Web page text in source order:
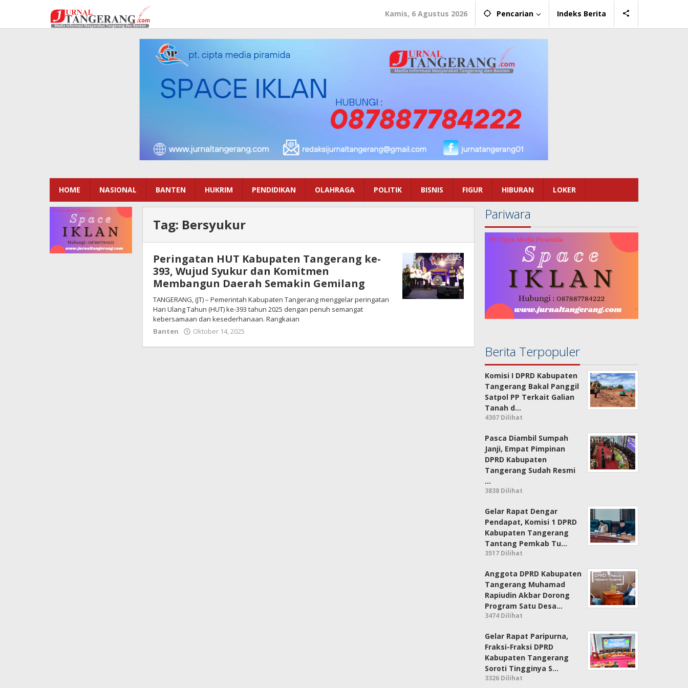
konten
Kamis, 6 Agustus 2026 Pencarian Indeks Berita
HOME NASIONAL BANTEN HUKRIM PENDIDIKAN OLAHRAGA POLITIK BISNIS FIGUR HIBURAN LOKER
Tag: Bersyukur
Peringatan HUT Kabupaten Tangerang ke-
393, Wujud Syukur dan Komitmen
Membangun Daerah Semakin Gemilang
TANGERANG, (JT) – Pemerintah Kabupaten Tangerang menggelar peringatan
Hari Ulang Tahun (HUT) ke-393 tahun 2025 dengan penuh semangat
kebersamaan dan kesederhanaan. Rangkaian
Banten
Oktober 14, 2025
Pariwara
Berita Terpopuler
Komisi I DPRD Kabupaten
Tangerang Bakal Panggil
Satpol PP Terkait Galian
Tanah d…
4307 Dilihat
Pasca Diambil Sumpah
Janji, Empat Pimpinan
DPRD Kabupaten
Tangerang Sudah Resmi
…
3838 Dilihat
Gelar Rapat Dengar
Pendapat, Komisi 1 DPRD
Kabupaten Tangerang
Tantang Pemkab Tu…
3517 Dilihat
Anggota DPRD Kabupaten
Tangerang Muhamad
Rapiudin Akbar Dorong
Program Satu Desa…
3474 Dilihat
Gelar Rapat Paripurna,
Fraksi-Fraksi DPRD
Kabupaten Tangerang
Soroti Tingginya S…
3326 Dilihat